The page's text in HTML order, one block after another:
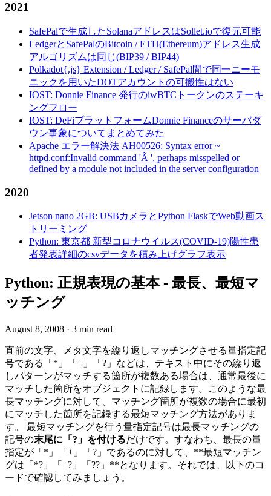
2021
SafePalで生成したSolanaアドレスはSollet.ioで復元可能
LedgerとSafePalのBitcoin / ETH(Ethereum)アドレス生成
アルゴリズムは同じ(BIP39 / BIP44)
Polkadot{.js} Extension / Ledger / SafePal間で同一ニーモ
ニックを用いたDOTアカウントの可搬性はない
IOST: Donnie Finance 発行のiwBTCトークンのステーキ
ングフロー
IOST: DeFiプラットフォームDonnie Financeのサーバダ
ウン事象についてまとめてみた
Apache エラー解決法 AH00526: Syntax error ~
httpd.conf:Invalid command 'Â ', perhaps misspelled or
defined by a module not included in the server configuration
2020
Jetson nano 2GB: USBカメラとPython FlaskでWeb動画ス
トリーミング
Python: 東京都 新型コロナウイルス(COVID-19)陽性患
者発表詳細のcsvデータを積み上げグラフ表示
Python: 正規表現の基本 - 最長、最短マ
ッチング
August 8, 2008 · 3 min read
直前の文字、メタ文字を繰り返しマッチングさせる量指定記
号である「*」「+」「?」などは、テキスト中にその繰り返
しパターンがマッチする箇所が複数ある場合は、通常最後に
マッチした箇所をオブジェクトに記録します。このような最
長マッチングに対して、マッチング箇所が複数の場合に最初
にマッチした箇所を記録する最短マッチング方法がありま
す。 最短マッチングを行う量指定記号は最長マッチングの
記号の末尾に「?」を付けるだけです。すなわち、最長の量
指定が「*」「+」「?」であるのに対して、**最短マッチン
グは「*?」「+?」「??」**となります。それでは、以下のコ
ードで確認してみましょう。